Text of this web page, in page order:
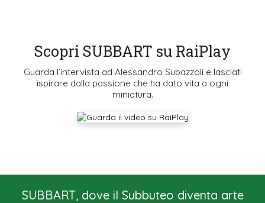
Scopri SUBBART su RaiPlay
Guarda l’intervista ad Alessandro Subazzoli e lasciati
ispirare dalla passione che ha dato vita a ogni
miniatura.
SUBBART, dove il Subbuteo diventa arte